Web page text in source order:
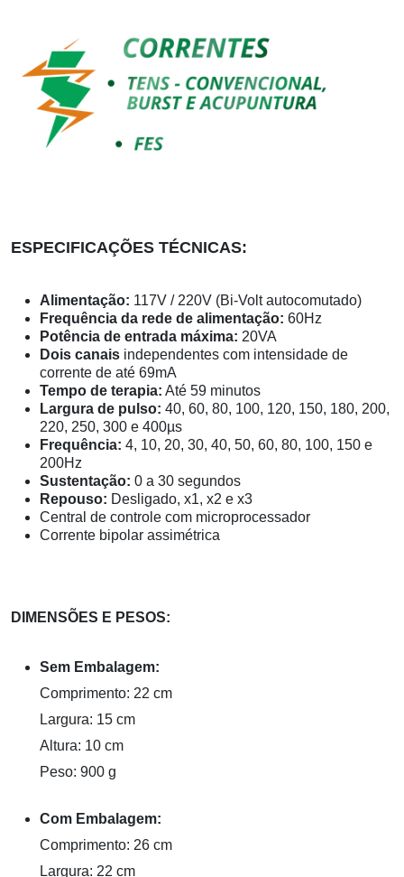
ESPECIFICAÇÕES TÉCNICAS:
Alimentação: 117V / 220V (Bi-Volt autocomutado)
Frequência da rede de alimentação: 60Hz
Potência de entrada máxima: 20VA
Dois canais independentes com intensidade de
corrente de até 69mA
Tempo de terapia: Até 59 minutos
Largura de pulso: 40, 60, 80, 100, 120, 150, 180, 200,
220, 250, 300 e 400µs
Frequência: 4, 10, 20, 30, 40, 50, 60, 80, 100, 150 e
200Hz
Sustentação: 0 a 30 segundos
Repouso: Desligado, x1, x2 e x3
Central de controle com microprocessador
Corrente bipolar assimétrica
DIMENSÕES E PESOS:
Sem Embalagem:
Comprimento: 22 cm
Largura: 15 cm
Altura: 10 cm
Peso: 900 g
Com Embalagem:
Comprimento: 26 cm
Largura: 22 cm